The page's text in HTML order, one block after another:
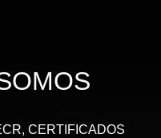
CERTIFICADOS